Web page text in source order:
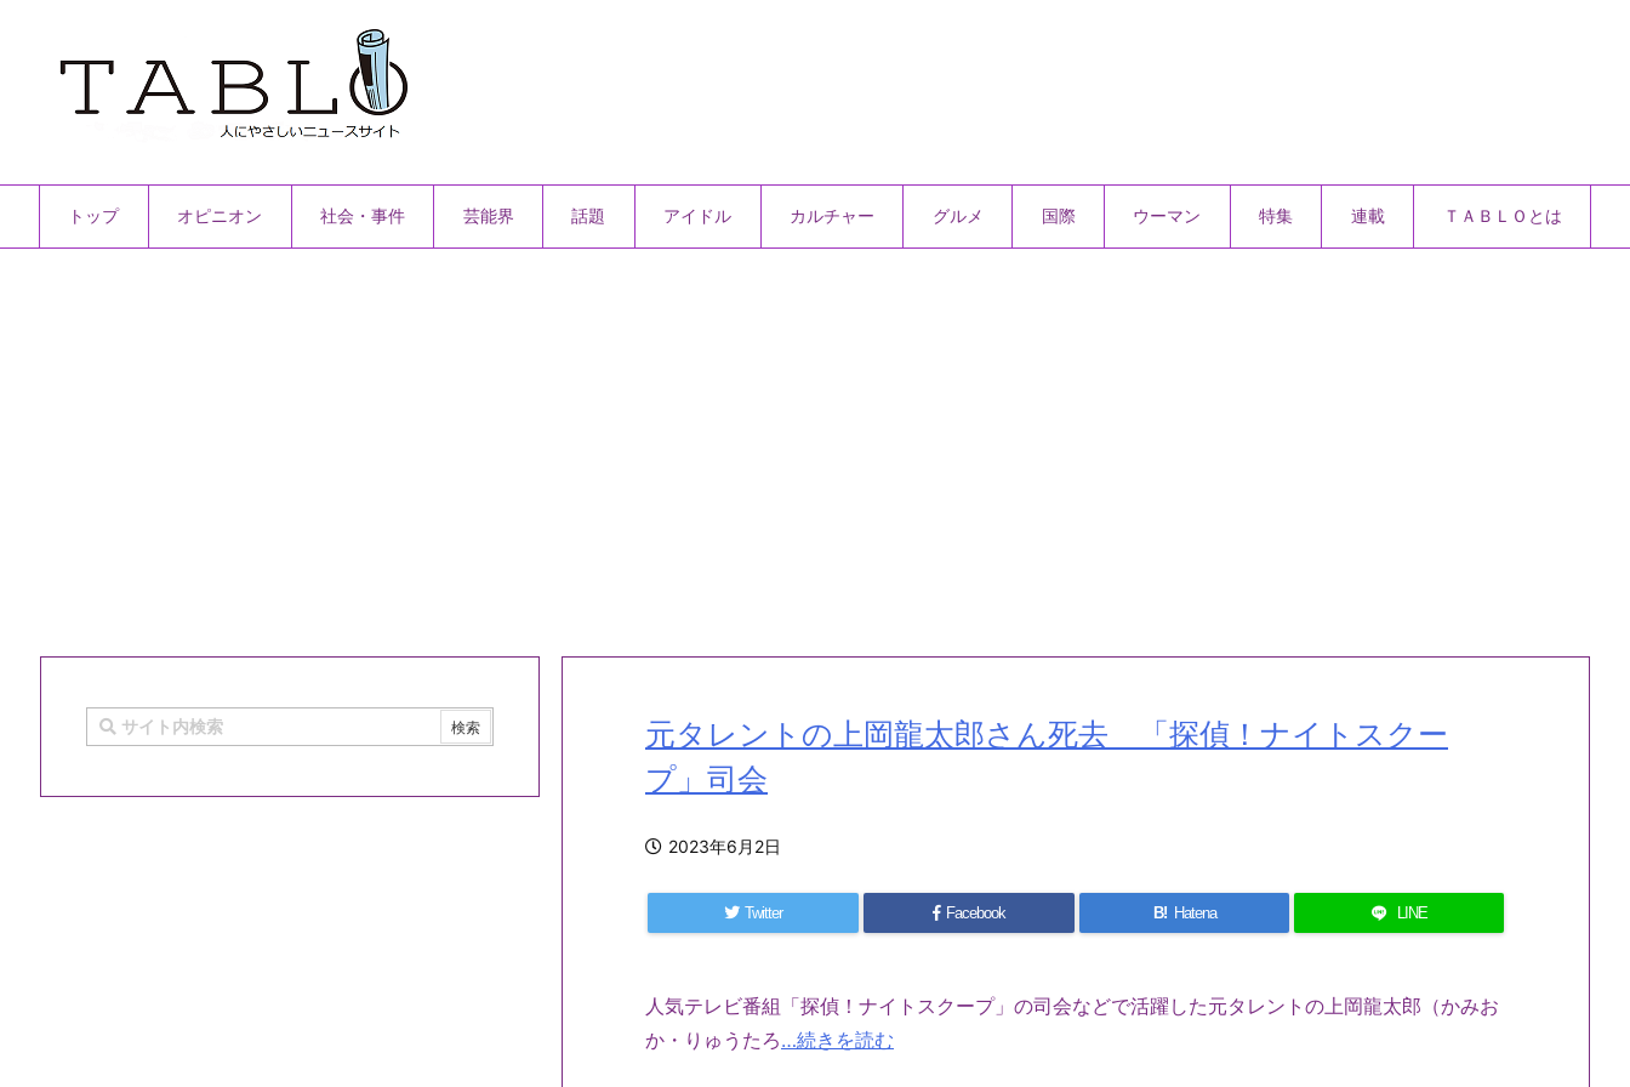
トップ オピニオン 社会・事件 芸能界 話題 アイドル カルチャー グルメ 国際 ウーマン 特集 連載 ＴＡＢＬＯとは
元タレントの上岡龍太郎さん死去 「探偵！ナイトスクー
プ」司会
2023年6月2日
Twitter Facebook B! Hatena LINE
人気テレビ番組「探偵！ナイトスクープ」の司会などで活躍した元タレントの上岡龍太郎（かみお
か・りゅうたろ…続きを読む